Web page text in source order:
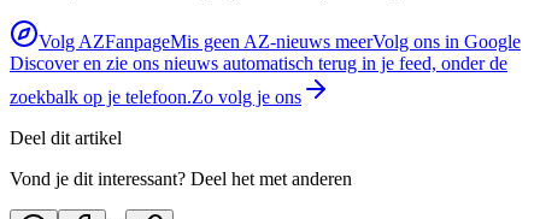
Volg AZFanpageMis geen AZ-nieuws meerVolg ons in Google
Discover en zie ons nieuws automatisch terug in je feed, onder de
zoekbalk op je telefoon.Zo volg je ons
Deel dit artikel
Vond je dit interessant? Deel het met anderen